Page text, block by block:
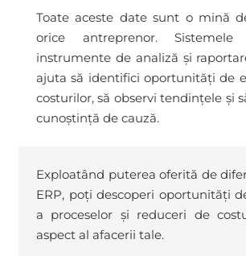
Toate aceste date sunt o mină
orice antreprenor.
instrumente de analiză și
ajuta să identifici oportunități de
costurilor, să observi tendințele și
cunoștință de cauză.
Exploatând puterea oferită de
ERP, poți descoperi oportunități
a proceselor și reduceri de
aspect al afacerii tale.